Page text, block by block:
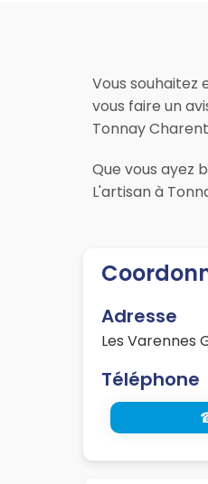
Vous souhaitez
vous faire un
Tonnay
Que vous ayez
L'artisan à
Adresse
Les Varennes
Téléphone